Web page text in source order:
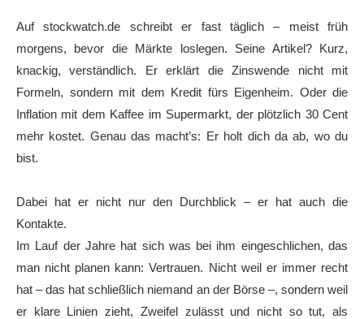
Auf stockwatch.de schreibt er fast täglich – meist früh
morgens, bevor die Märkte loslegen. Seine Artikel? Kurz,
knackig, verständlich. Er erklärt die Zinswende nicht mit
Formeln, sondern mit dem Kredit fürs Eigenheim. Oder die
Inflation mit dem Kaffee im Supermarkt, der plötzlich 30 Cent
mehr kostet. Genau das macht’s: Er holt dich da ab, wo du
bist.
Dabei hat er nicht nur den Durchblick – er hat auch die
Kontakte.
Im Lauf der Jahre hat sich was bei ihm eingeschlichen, das
man nicht planen kann: Vertrauen. Nicht weil er immer recht
hat – das hat schließlich niemand an der Börse –, sondern weil
er klare Linien zieht, Zweifel zulässt und nicht so tut, als